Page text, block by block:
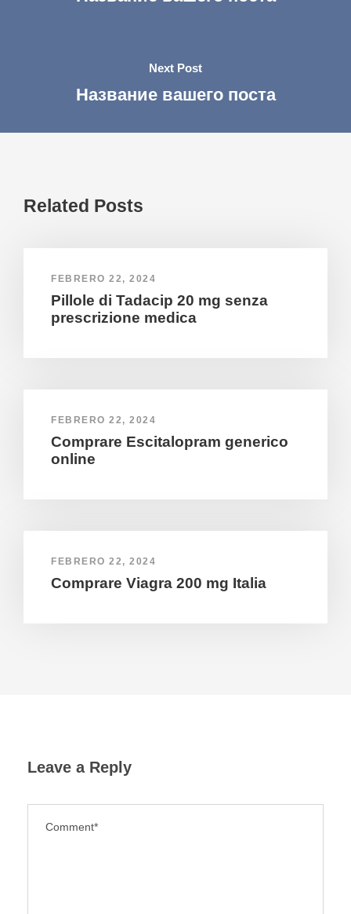
Next Post
Название вашего поста
Related Posts
FEBRERO 22, 2024
Pillole di Tadacip 20 mg senza
prescrizione medica
FEBRERO 22, 2024
Comprare Escitalopram generico
online
FEBRERO 22, 2024
Comprare Viagra 200 mg Italia
Leave a Reply